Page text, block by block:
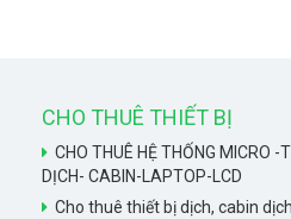
CHO THUÊ THIẾT BỊ
CHO THUÊ HỆ THỐNG MICRO -
DỊCH- CABIN-LAPTOP-LCD
Cho thuê thiết bị dịch, cabin